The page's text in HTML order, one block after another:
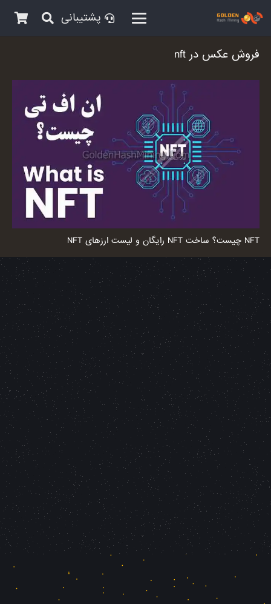
پشتیبانی
فروش عکس در nft
NFT چیست؟ ساخت NFT رایگان و لیست ارزهای NFT